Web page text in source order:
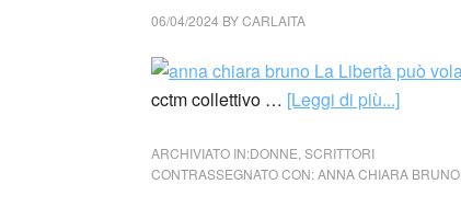
06/04/2024 BYCARLAITA
cctm collettivo … [Leggi di più...]
ARCHIVIATO IN:DONNE SCRITTORI
CONTRASSEGNATO CON:ANNA CHIARA BRUNO